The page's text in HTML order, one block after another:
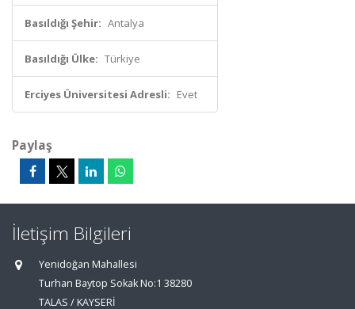
Basıldığı Şehir: Antalya
Basıldığı Ülke: Türkiye
Erciyes Üniversitesi Adresli: Evet
Paylaş
İletişim Bilgileri
Yenidoğan Mahallesi
Turhan Baytop Sokak No:1 38280
TALAS / KAYSERİ